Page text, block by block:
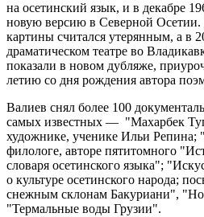
на осетинский язык, и в декабре
новую версию в Северной Осетии.
картины считался утерянным, а в
драматическом театре во
показали в новом дубляже,
летию со дня рождения автора
Валиев снял более 100
самых известных — "Махарбек
художнике, ученике Ильи Репина;
филологе, авторе пятитомного
словаря осетинского языка";
о культуре осетинского народа;
снежным склонам Бакуриани",
"Термальные воды Грузии".